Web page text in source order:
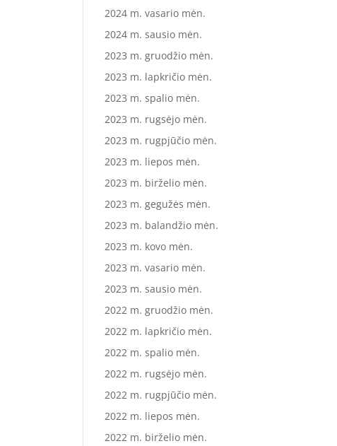
2024 m. vasario mėn.
2024 m. sausio mėn.
2023 m. gruodžio mėn.
2023 m. lapkričio mėn.
2023 m. spalio mėn.
2023 m. rugsėjo mėn.
2023 m. rugpjūčio mėn.
2023 m. liepos mėn.
2023 m. birželio mėn.
2023 m. gegužės mėn.
2023 m. balandžio mėn.
2023 m. kovo mėn.
2023 m. vasario mėn.
2023 m. sausio mėn.
2022 m. gruodžio mėn.
2022 m. lapkričio mėn.
2022 m. spalio mėn.
2022 m. rugsėjo mėn.
2022 m. rugpjūčio mėn.
2022 m. liepos mėn.
2022 m. birželio mėn.